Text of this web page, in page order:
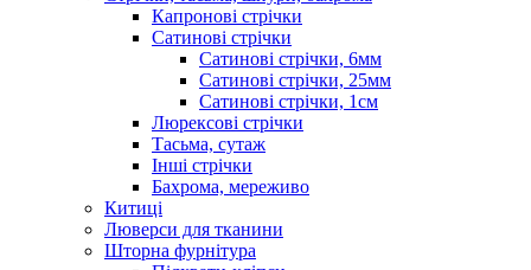
Капронові стрічки
Сатинові стрічки
Сатинові стрічки, 6мм
Сатинові стрічки, 25мм
Сатинові стрічки, 1см
Люрексові стрічки
Тасьма, сутаж
Інші стрічки
Бахрома, мереживо
Китиці
Люверси для тканини
Шторна фурнітура